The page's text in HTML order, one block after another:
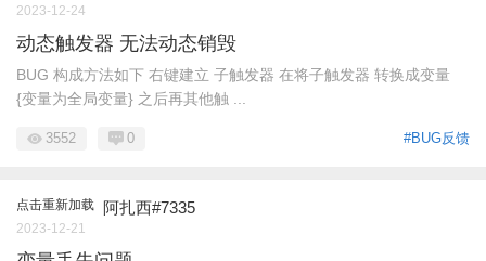
2023-12-24
动态触发器 无法动态销毁
BUG 构成方法如下 右键建立 子触发器 在将子触发器 转换成变量
{变量为全局变量} 之后再其他触 ...
#BUG反馈
3552 0
点击重新加载 阿扎西#7335
2023-12-21